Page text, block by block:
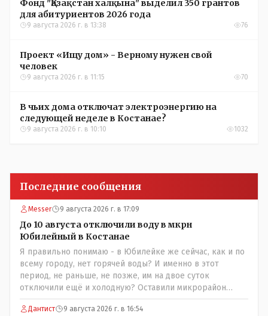
Фонд "Қазақстан халқына" выделил 350 грантов
для абитуриентов 2026 года
9 августа 2026 г. в 13:38 76
Проект «Ищу дом» - Верному нужен свой
человек
9 августа 2026 г. в 11:15 70
В чьих дома отключат электроэнергию на
следующей неделе в Костанае?
9 августа 2026 г. в 10:10 1032
Последние сообщения
Messer 9 августа 2026 г. в 17:09
До 10 августа отключили воду в мкрн
Юбилейный в Костанае
Я правильно понимаю - в Юбилейке же сейчас, как и по
всему городу, нет горячей воды? И именно в этот
период, не раньше, не позже, им на двое суток
отключили ещё и холодную? Оставили микрорайон
вообще без воды?
Дантист 9 августа 2026 г. в 16:54